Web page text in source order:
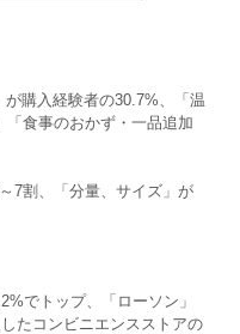
購入経験者の30.7%、「温
食事のおかず・一品追加
7割、「分量、サイズ」が
でトップ、「ローソン」
たコンビニエンスストアの